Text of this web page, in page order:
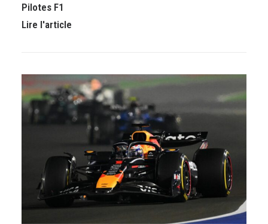
Pilotes F1
Lire l'article